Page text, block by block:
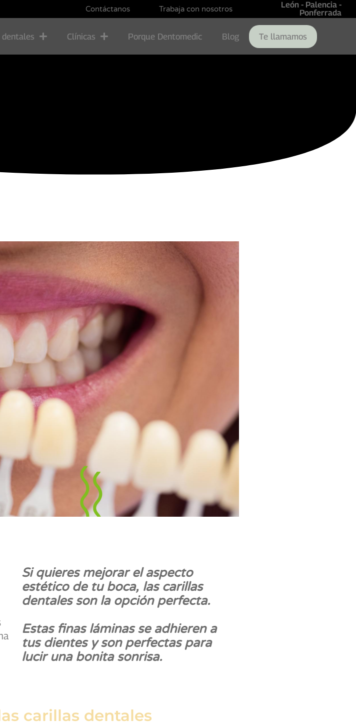
Contáctanos Trabaja con nosotros
León - Palencia -
Ponferrada
Clínicas Porque Dentomedic Blog Te llamamos
Si quieres mejorar el aspecto
estético de tu boca, las carillas
dentales son la opción perfecta.
Estas finas láminas se adhieren a
tus dientes y son perfectas para
lucir una bonita sonrisa.
carillas dentales